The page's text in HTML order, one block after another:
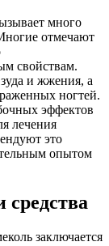
много
отмечают
свойствам.
и жжения, а
ногтей.
эффектов
лечения
это
опытом
заключается